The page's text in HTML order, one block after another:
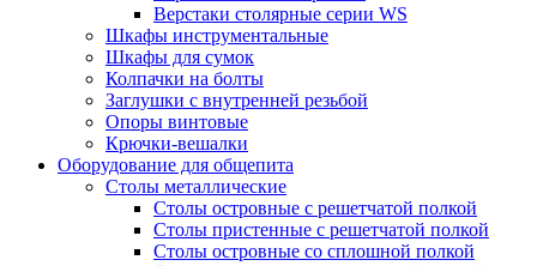
Верстаки столярные серии WS
Шкафы инструментальные
Шкафы для сумок
Колпачки на болты
Заглушки с внутренней резьбой
Опоры винтовые
Крючки-вешалки
Оборудование для общепита
Столы металлические
Столы островные с решетчатой полкой
Столы пристенные с решетчатой полкой
Столы островные со сплошной полкой